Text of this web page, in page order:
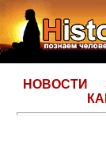
НОВОСТИ